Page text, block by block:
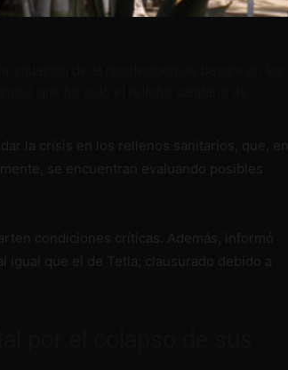
situación de la recolección de basura en los
la crisis en los rellenos sanitarios, que, en
se encuentran evaluando posibles
condiciones críticas. Además, informó
que el de Tetla; clausurado debido a